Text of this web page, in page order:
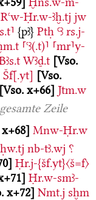
Rꜥw-Ḥr.w-ꜣḫ.tj jw
{pꜣ} Ptḥ Ꜥꜣ rs.j-
⸢ꜥꜣ(.t)⸣ ⸢mr⸣y-
Wꜣḏ.t Vso.
Šf[.yt]
Vso.
Vso. x+66 Jtm.w
gesamte Zeile
Mnw-Ḥr.w
nb-tꜣ.wj ⸮
Ḥr.j-{šf.yt}〈š=f〉
Ḥr.w-smꜣ-
x+72 Nmt.j sḫm